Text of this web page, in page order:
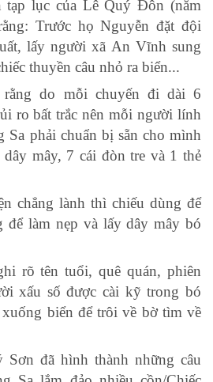
tạp lục của Lê Quý Đôn (năm
Trước họ Nguyễn đặt đội
lấy người xã An Vĩnh sung
thuyền câu nhỏ ra biển...
rằng do mỗi chuyến đi dài 6
ro bất trắc nên mỗi người lính
Sa phải chuẩn bị sẵn cho mình
mây, 7 cái đòn tre và 1 thẻ
chẳng lành thì chiếu dùng để
để làm nẹp và lấy dây mây bó
rõ tên tuổi, quê quán, phiên
xấu số được cài kỹ trong bó
biển để trôi về bờ tìm về
đã hình thành những câu